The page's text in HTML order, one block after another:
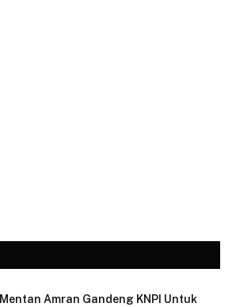
Mentan Amran Gandeng KNPI Untuk